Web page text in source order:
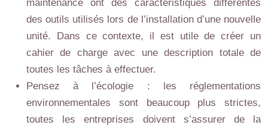
maintenance ont des caractéristiques différentes
des outils utilisés lors de l’installation d’une nouvelle
unité. Dans ce contexte, il est utile de créer un
cahier de charge avec une description totale de
toutes les tâches à effectuer.
Pensez à l’écologie : les réglementations
environnementales sont beaucoup plus strictes,
toutes les entreprises doivent s’assurer de la